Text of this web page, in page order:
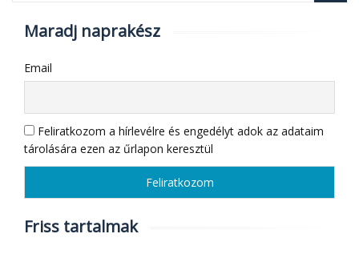
Maradj naprakész
Email
Feliratkozom a hírlevélre és engedélyt adok az adataim
tárolására ezen az űrlapon keresztül
Friss tartalmak